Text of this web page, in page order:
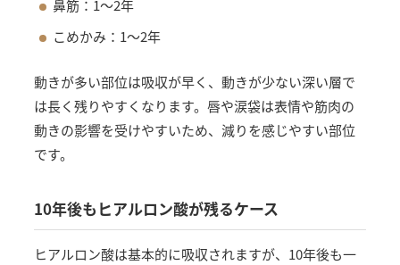
鼻筋：1〜2年
こめかみ：1〜2年
動きが多い部位は吸収が早く、動きが少ない深い層で
は長く残りやすくなります。唇や涙袋は表情や筋肉の
動きの影響を受けやすいため、減りを感じやすい部位
です。
10年後もヒアルロン酸が残るケース
ヒアルロン酸は基本的に吸収されますが、10年後も一